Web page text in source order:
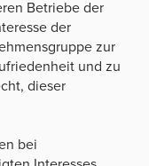
Betriebe der
der
zur
und zu
dieser
bei